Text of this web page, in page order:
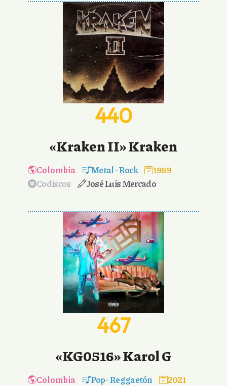
440
«Kraken II» Kraken
Colombia Metal -Rock
1989
Codiscos
José Luis Mercado
467
«KG0516» Karol G
Colombia Pop-Reggaetón
2021